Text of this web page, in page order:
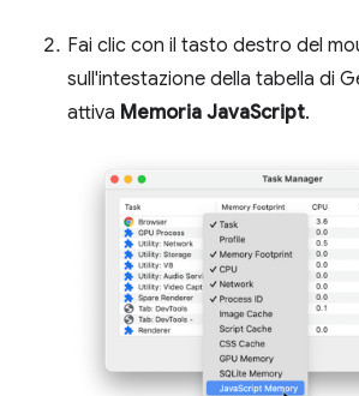
Fai clic con il tasto destro del
sull'intestazione della tabella di
attiva Memoria JavaScript.